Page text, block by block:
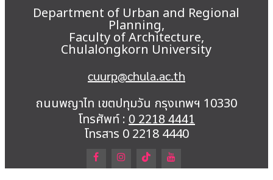
Department of Urban and Regional
Planning,
Faculty of Architecture,
Chulalongkorn University
cuurp@chula.ac.th
ถนนพญาไท เขตปทุมวัน กรุงเทพฯ 10330
โทรศัพท์ : 0 2218 4441
โทรสาร 0 2218 4440